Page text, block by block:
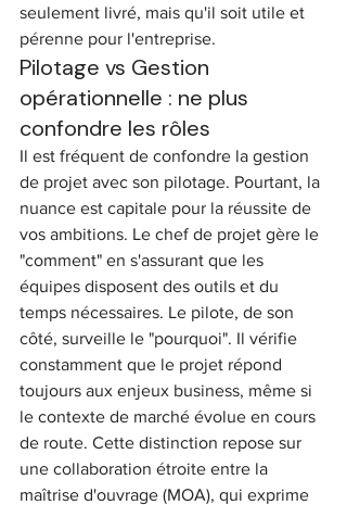
seulement livré, mais qu'il soit utile et
pérenne pour l'entreprise.
Pilotage vs Gestion
opérationnelle : ne plus
confondre les rôles
Il est fréquent de confondre la gestion
de projet avec son pilotage. Pourtant, la
nuance est capitale pour la réussite de
vos ambitions. Le chef de projet gère le
"comment" en s'assurant que les
équipes disposent des outils et du
temps nécessaires. Le pilote, de son
côté, surveille le "pourquoi". Il vérifie
constamment que le projet répond
toujours aux enjeux business, même si
le contexte de marché évolue en cours
de route. Cette distinction repose sur
une collaboration étroite entre la
maîtrise d'ouvrage (MOA), qui exprime